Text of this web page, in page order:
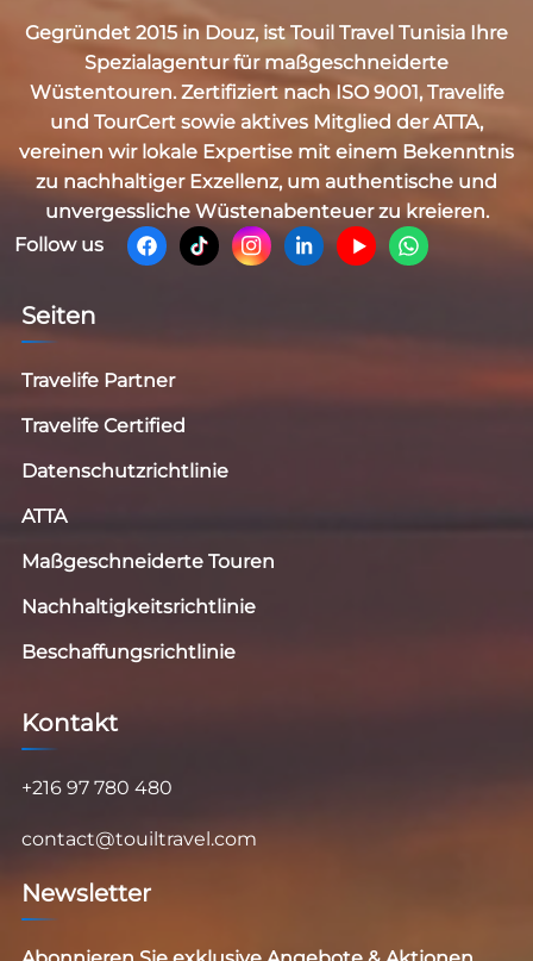
Gegründet 2015 in Douz, istTouil Travel Tunisia Ihre
Spezialagentur für maßgeschneiderte
Wüstentouren. Zertifiziert nach ISO 9001, Travelife
und TourCert sowie aktives Mitglied derATTA,
vereinen wir lokale Expertise mit einem Bekenntnis
zu nachhaltiger Exzellenz, um authentische und
unvergessliche Wüstenabenteuer zu kreieren.
Follow us
Seiten
Travelife Partner
Travelife Certified
Datenschutzrichtlinie
ATTA
Maßgeschneiderte Touren
Nachhaltigkeitsrichtlinie
Beschaffungsrichtlinie
Kontakt
+216 97 780 480
contact@touiltravel.com
Newsletter